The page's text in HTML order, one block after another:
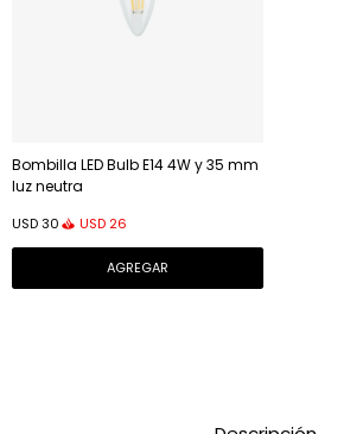
Bombilla LED Bulb E14 4W y 35 mm
luz neutra
USD30 USD 26